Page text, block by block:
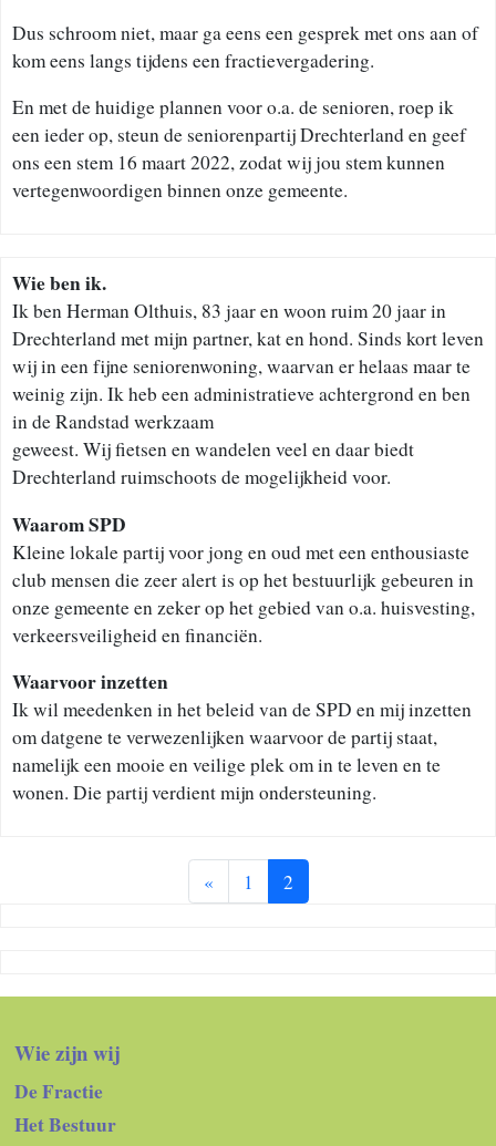
Dus schroom niet, maar ga eens een gesprek met ons aan of
kom eens langs tijdens een fractievergadering.
En met de huidige plannen voor o.a. de senioren, roep ik
een ieder op, steun de seniorenpartij Drechterland en geef
ons een stem 16 maart 2022, zodat wij jou stem kunnen
vertegenwoordigen binnen onze gemeente.
Wie ben ik.
Ik ben Herman Olthuis, 83 jaar en woon ruim 20 jaar in
Drechterland met mijn partner, kat en hond. Sinds kort leven
wij in een fijne seniorenwoning, waarvan er helaas maar te
weinig zijn. Ik heb een administratieve achtergrond en ben
in de Randstad werkzaam
geweest. Wij fietsen en wandelen veel en daar biedt
Drechterland ruimschoots de mogelijkheid voor.
Waarom SPD
Kleine lokale partij voor jong en oud met een enthousiaste
club mensen die zeer alert is op het bestuurlijk gebeuren in
onze gemeente en zeker op het gebied van o.a. huisvesting,
verkeersveiligheid en financiën.
Waarvoor inzetten
Ik wil meedenken in het beleid van de SPD en mij inzetten
om datgene te verwezenlijken waarvoor de partij staat,
namelijk een mooie en veilige plek om in te leven en te
wonen. Die partij verdient mijn ondersteuning.
« 1 2
Wie zijn wij
De Fractie
Het Bestuur